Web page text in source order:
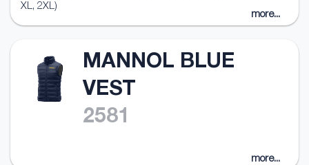
XL, 2XL)
more...
MANNOL BLUE
VEST
2581
more...